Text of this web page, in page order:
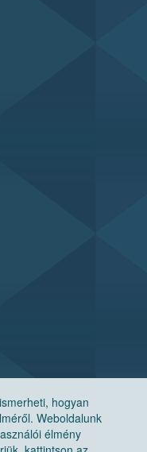
hogyan
Weboldalunk
élmény